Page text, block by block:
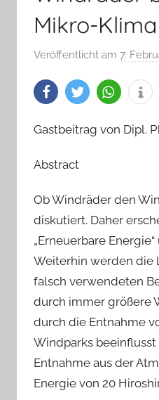
Mikro-Klima
Veröffentlicht am 7.
Gastbeitrag von Dipl.
Abstract
Ob Windräder den
diskutiert. Daher
„Erneuerbare
Weiterhin werden die
falsch verwendeten
durch immer größere
durch die Entnahme
Windparks
Entnahme aus der
Energie von 20